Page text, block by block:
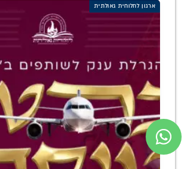
ארגון לחלוחית גאולתית